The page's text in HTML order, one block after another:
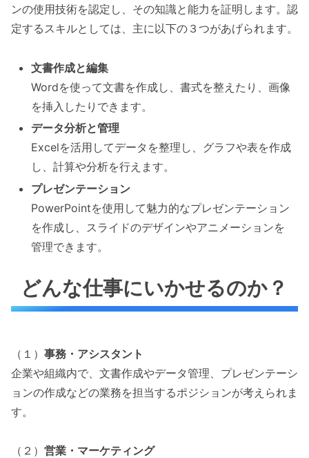
ンの使用技術を認定し、その知識と能力を証明します。認
定するスキルとしては、主に以下の３つがあげられます。
文書作成と編集
Wordを使って文書を作成し、書式を整えたり、画像
を挿入したりできます。
データ分析と管理
Excelを活用してデータを整理し、グラフや表を作成
し、計算や分析を行えます。
プレゼンテーション
PowerPointを使用して魅力的なプレゼンテーション
を作成し、スライドのデザインやアニメーションを
管理できます。
どんな仕事にいかせるのか？
（１） 事務・アシスタント
企業や組織内で、文書作成やデータ管理、プレゼンテーシ
ョンの作成などの業務を担当するポジションが考えられま
す。
（２） 営業・マーケティング